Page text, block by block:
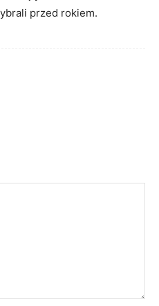
przed rokiem.